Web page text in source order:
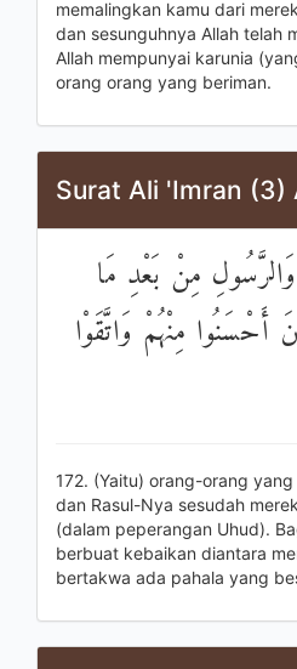
memalingkan kamu dari
dan sesunguhnya Allah telah
Allah mempunyai karunia
orang orang yang beriman.
Surat Ali 'Imran (3)
وَالرَّسُولِ مِنْ بَعْدِ مَا
أَحْسَنُوا مِنْهُمْ وَاتَّقَوْا
172. (Yaitu) orang-orang
dan Rasul-Nya sesudah
(dalam peperangan Uhud).
berbuat kebaikan diantara
bertakwa ada pahala yang